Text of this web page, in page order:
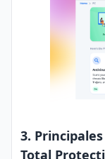
3.
Total